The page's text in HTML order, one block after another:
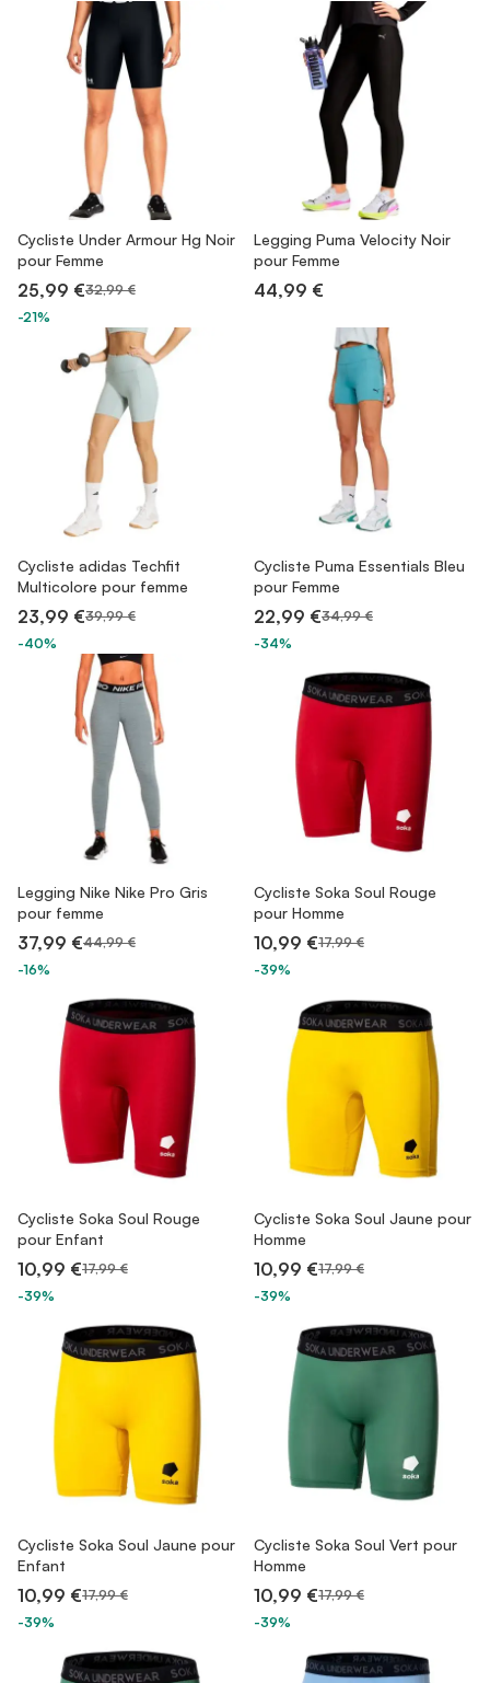
Cycliste Under Armour Hg Noir
pour Femme
25,99 €32,99 €
-21%
Legging Puma Velocity Noir
pour Femme
44,99 €
Cycliste adidas Techfit
Multicolore pour femme
23,99 €39,99 €
-40%
Cycliste Puma Essentials Bleu
pour Femme
22,99 €34,99 €
-34%
Legging Nike Nike Pro Gris
pour femme
37,99 €44,99 €
-16%
Cycliste Soka Soul Rouge
pour Homme
10,99 €17,99 €
-39%
Cycliste Soka Soul Rouge
pour Enfant
10,99 €17,99 €
-39%
Cycliste Soka Soul Jaune pour
Homme
10,99 €17,99 €
-39%
Cycliste Soka Soul Jaune pour
Enfant
10,99 €17,99 €
-39%
Cycliste Soka Soul Vert pour
Homme
10,99 €17,99 €
-39%